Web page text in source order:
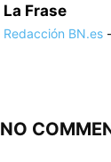
La Frase
Redacción BN.es -
NO